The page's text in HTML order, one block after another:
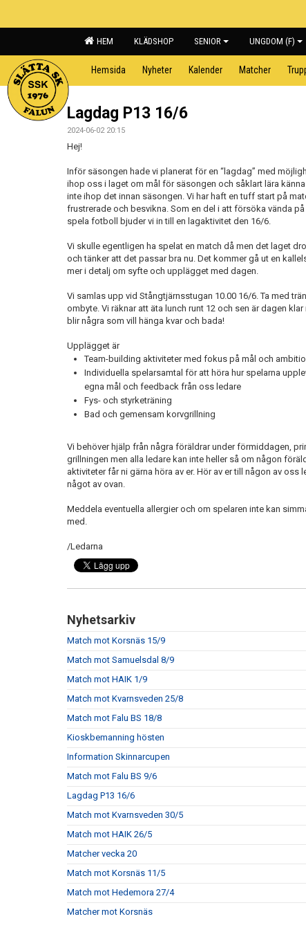
HEM KLÄDSHOP SENIOR UNGDOM (F)
Hemsida Nyheter Kalender Matcher
Lagdag P13 16/6
2024-06-02 20:15
Hej!
Inför säsongen hade vi planerat för en “lagdag” med
ihop oss i laget om mål för säsongen och såklart lära
inte ihop det innan säsongen. Vi har haft en tuff start på
frustrerade och besvikna. Som en del i att försöka vända
spela fotboll bjuder vi in till en lagaktivitet den 16/6.
Vi skulle egentligen ha spelat en match då men det laget
och tänker att det passar bra nu. Det kommer gå ut en
mer i detalj om syfte och upplägget med dagen.
Vi samlas upp vid Stångtjärnsstugan 10.00 16/6. Ta med
ombyte. Vi räknar att äta lunch runt 12 och sen är dagen
blir några som vill hänga kvar och bada!
Upplägget är
Team-building aktiviteter med fokus på mål och
Individuella spelarsamtal för att höra hur spelarna
egna mål och feedback från oss ledare
Fys- och styrketräning
Bad och gemensam korvgrillning
Vi behöver hjälp från några föräldrar under förmiddagen,
grillningen men alla ledare kan inte heller så om någon
aktiviteter får ni gärna höra av er. Hör av er till någon av
något av ovan.
Meddela eventuella allergier och om spelaren inte kan
med.
/Ledarna
Nyhetsarkiv
Match mot Korsnäs 15/9
Match mot Samuelsdal 8/9
Match mot HAIK 1/9
Match mot Kvarnsveden 25/8
Match mot Falu BS 18/8
Kioskbemanning hösten
Information Skinnarcupen
Match mot Falu BS 9/6
Lagdag P13 16/6
Match mot Kvarnsveden 30/5
Match mot HAIK 26/5
Matcher vecka 20
Match mot Korsnäs 11/5
Match mot Hedemora 27/4
Matcher mot Korsnäs